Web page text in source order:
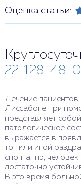
Оценка статьи:
22-128-48-
Лечение пациентов
Лиссабоне при
представляет
патологическое
выражается в
тот или иной
спонтанно,
достаточно
В это время